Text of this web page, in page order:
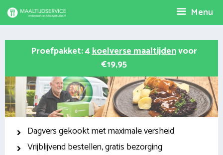
Spring
naar
Menu
Proefpakket: 4koelverse maaltijdenvoor
€19,95
Dagvers gekookt met maximale versheid
Vrijblijvend bestellen, gratis bezorging